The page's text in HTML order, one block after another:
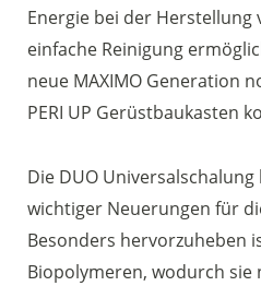
Energie bei der
einfache Reinigung
neue MAXIMO Generation
PERI UP Gerüstbaukasten
Die DUO
wichtiger Neuerungen für
Besonders hervorzuheben
Biopolymeren, wodurch sie